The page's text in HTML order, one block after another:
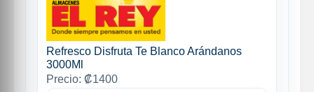
Refresco Disfruta Te Blanco Arándanos
3000Ml
Precio: ₡1400